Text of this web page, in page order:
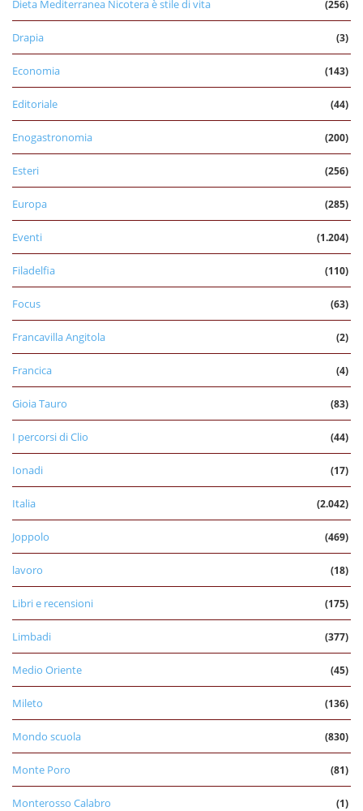
Dieta Mediterranea Nicotera è stile di vita (256)
Drapia (3)
Economia (143)
Editoriale (44)
Enogastronomia (200)
Esteri (256)
Europa (285)
Eventi (1.204)
Filadelfia (110)
Focus (63)
Francavilla Angitola (2)
Francica (4)
Gioia Tauro (83)
I percorsi di Clio (44)
Ionadi (17)
Italia (2.042)
Joppolo (469)
lavoro (18)
Libri e recensioni (175)
Limbadi (377)
Medio Oriente (45)
Mileto (136)
Mondo scuola (830)
Monte Poro (81)
Monterosso Calabro (1)